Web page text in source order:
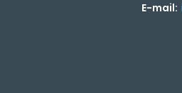
E-mail: